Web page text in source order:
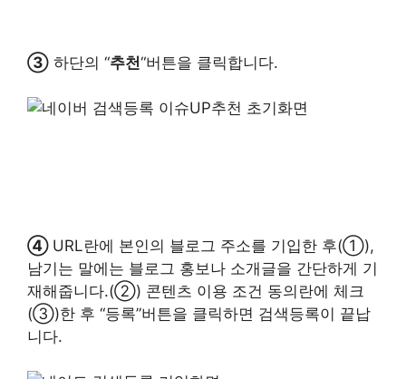
③ 하단의 “추천“버튼을 클릭합니다.
④ URL란에 본인의 블로그 주소를 기입한 후(①),
남기는 말에는 블로그 홍보나 소개글을 간단하게 기
재해줍니다.(②) 콘텐츠 이용 조건 동의란에 체크
(③)한 후 “등록”버튼을 클릭하면 검색등록이 끝납
니다.